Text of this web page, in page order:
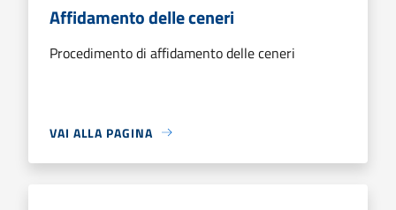
Affidamento delle ceneri
Procedimento di affidamento delle ceneri
VAI ALLA PAGINA